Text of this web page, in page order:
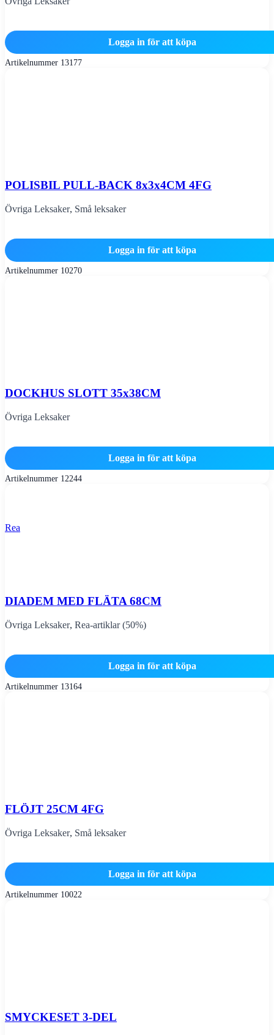
Logga in för att köpa
Artikelnummer 13177
POLISBIL PULL-BACK 8x3x4CM 4FG
Övriga Leksaker, Små leksaker
Logga in för att köpa
Artikelnummer 10270
DOCKHUS SLOTT 35x38CM
Övriga Leksaker
Logga in för att köpa
Artikelnummer 12244
Rea
DIADEM MED FLÄTA 68CM
Övriga Leksaker, Rea-artiklar (50%)
Logga in för att köpa
Artikelnummer 13164
FLÖJT 25CM 4FG
Övriga Leksaker, Små leksaker
Logga in för att köpa
Artikelnummer 10022
SMYCKESET 3-DEL